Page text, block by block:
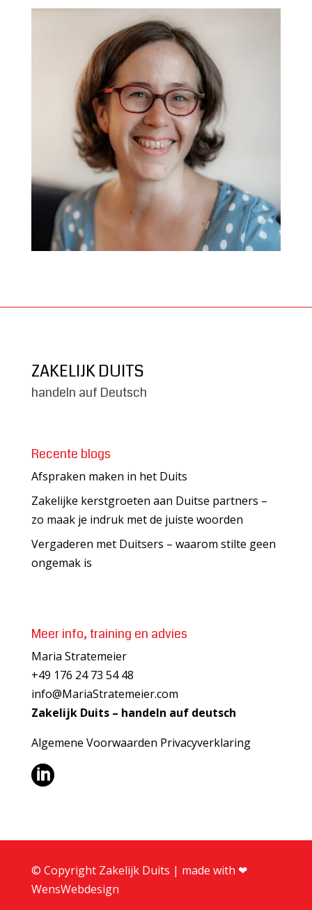
ZAKELIJK DUITS
handeln auf Deutsch
Recente blogs
Afspraken maken in het Duits
Zakelijke kerstgroeten aan Duitse partners –
zo maak je indruk met de juiste woorden
Vergaderen met Duitsers – waarom stilte geen
ongemak is
Meer info, training en advies
Maria Stratemeier
+49 176 24 73 54 48
info@MariaStratemeier.com
Zakelijk Duits – handeln auf deutsch
Algemene Voorwaarden Privacyverklaring

© Copyright Zakelijk Duits | made with ❤︎
WensWebdesign